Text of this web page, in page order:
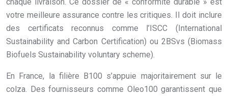
votre meilleure assurance contre les critiques. Il doit inclure
des certificats reconnus comme l’ISCC (International
Sustainability and Carbon Certification) ou 2BSvs (Biomass
Biofuels Sustainability voluntary scheme).
En France, la filière B100 s’appuie majoritairement sur le
colza. Des fournisseurs comme Oleo100 garantissent que